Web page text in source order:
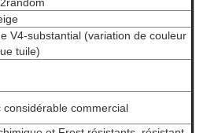
V4-substantial (variation de couleur
tuile)
considérable commercial